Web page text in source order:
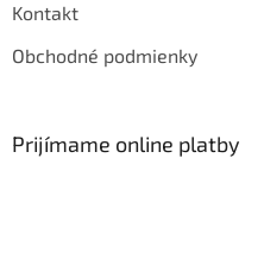
Kontakt
Obchodné podmienky
Prijímame online platby